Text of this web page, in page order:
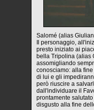
Salomé (alias
Il personaggio,
presto iniziato ai
bella Tripolina (alias
assomigliando
conosciamo: alla
di lui e gli
però riuscire a
dall'individuare il
prontamente
disgusto alla fine